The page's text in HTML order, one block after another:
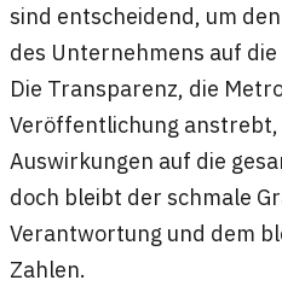
sind entscheidend, um
des Unternehmens auf
Die Transparenz, die
Veröffentlichung
Auswirkungen auf die
doch bleibt der schmale
Verantwortung und dem
Zahlen.